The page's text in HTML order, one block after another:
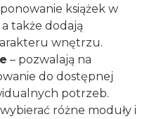
książek w
także dodają
wnętrzu.
– pozwalają na
do dostępnej
potrzeb.
różne moduły i